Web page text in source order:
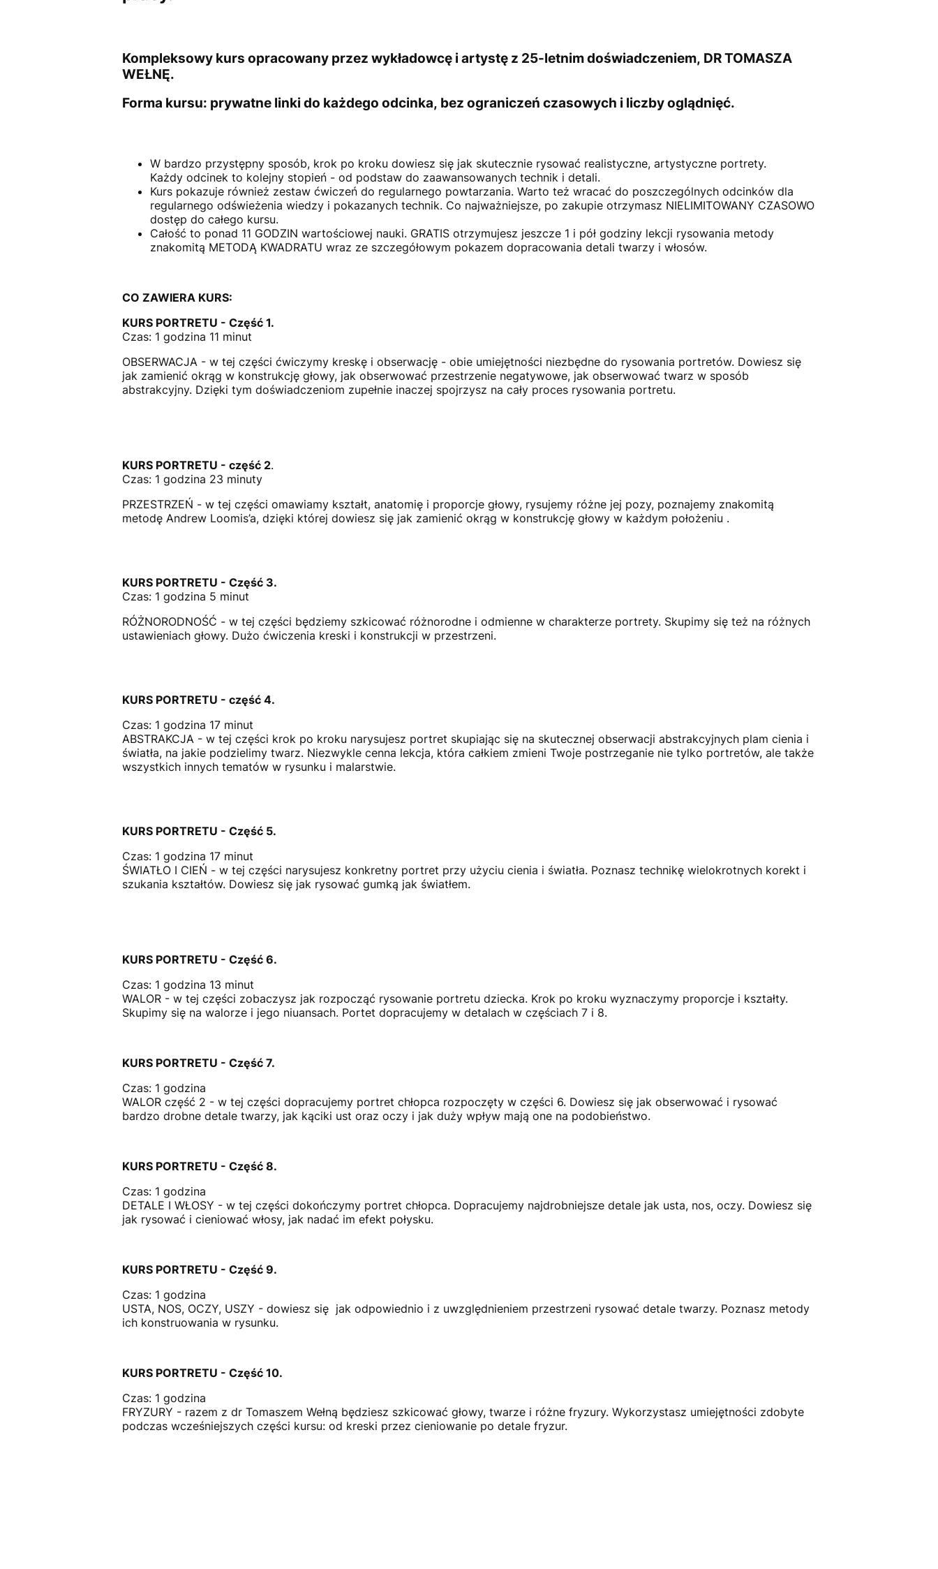
Kompleksowy kurs opracowany przez wykładowcę i artystę z 25-letnim doświadczeniem, DR TOMASZA
WEŁNĘ.
Forma kursu: prywatne linki do każdego odcinka, bez ograniczeń czasowych i liczby oglądnięć.
W bardzo przystępny sposób, krok po kroku dowiesz się jak skutecznie rysować realistyczne, artystyczne portrety.
Każdy odcinek to kolejny stopień - od podstaw do zaawansowanych technik i detali.
Kurs pokazuje również zestaw ćwiczeń do regularnego powtarzania. Warto też wracać do poszczególnych odcinków dla
regularnego odświeżenia wiedzy i pokazanych technik. Co najważniejsze, po zakupie otrzymasz NIELIMITOWANY CZASOWO
dostęp do całego kursu.
Całość to ponad 11 GODZIN wartościowej nauki. GRATIS otrzymujesz jeszcze 1 i pół godziny lekcji rysowania metody
znakomitą METODĄ KWADRATU wraz ze szczegółowym pokazem dopracowania detali twarzy i włosów.
CO ZAWIERA KURS:
KURS PORTRETU - Część 1.
Czas: 1 godzina 11 minut
OBSERWACJA - w tej części ćwiczymy kreskę i obserwację - obie umiejętności niezbędne do rysowania portretów. Dowiesz się
jak zamienić okrąg w konstrukcję głowy, jak obserwować przestrzenie negatywowe, jak obserwować twarz w sposób
abstrakcyjny. Dzięki tym doświadczeniom zupełnie inaczej spojrzysz na cały proces rysowania portretu.
KURS PORTRETU - część 2.
Czas: 1 godzina 23 minuty
PRZESTRZEŃ - w tej części omawiamy kształt, anatomię i proporcje głowy, rysujemy różne jej pozy, poznajemy znakomitą
metodę Andrew Loomis’a, dzięki której dowiesz się jak zamienić okrąg w konstrukcję głowy w każdym położeniu .
KURS PORTRETU - Część 3.
Czas: 1 godzina 5 minut
RÓŻNORODNOŚĆ - w tej części będziemy szkicować różnorodne i odmienne w charakterze portrety. Skupimy się też na różnych
ustawieniach głowy. Dużo ćwiczenia kreski i konstrukcji w przestrzeni.
KURS PORTRETU - część 4.
Czas: 1 godzina 17 minut
ABSTRAKCJA - w tej części krok po kroku narysujesz portret skupiając się na skutecznej obserwacji abstrakcyjnych plam cienia i
światła, na jakie podzielimy twarz. Niezwykle cenna lekcja, która całkiem zmieni Twoje postrzeganie nie tylko portretów, ale także
wszystkich innych tematów w rysunku i malarstwie.
KURS PORTRETU - Część 5.
Czas: 1 godzina 17 minut
ŚWIATŁO I CIEŃ - w tej części narysujesz konkretny portret przy użyciu cienia i światła. Poznasz technikę wielokrotnych korekt i
szukania kształtów. Dowiesz się jak rysować gumką jak światłem.
KURS PORTRETU - Część 6.
Czas: 1 godzina 13 minut
WALOR - w tej części zobaczysz jak rozpocząć rysowanie portretu dziecka. Krok po kroku wyznaczymy proporcje i kształty.
Skupimy się na walorze i jego niuansach. Portet dopracujemy w detalach w częściach 7 i 8.
KURS PORTRETU - Część 7.
Czas: 1 godzina
WALOR część 2 - w tej części dopracujemy portret chłopca rozpoczęty w części 6. Dowiesz się jak obserwować i rysować
bardzo drobne detale twarzy, jak kąciki ust oraz oczy i jak duży wpływ mają one na podobieństwo.
KURS PORTRETU - Część 8.
Czas: 1 godzina
DETALE I WŁOSY - w tej części dokończymy portret chłopca. Dopracujemy najdrobniejsze detale jak usta, nos, oczy. Dowiesz się
jak rysować i cieniować włosy, jak nadać im efekt połysku.
KURS PORTRETU - Część 9.
Czas: 1 godzina
USTA, NOS, OCZY, USZY - dowiesz się jak odpowiednio i z uwzględnieniem przestrzeni rysować detale twarzy. Poznasz metody
ich konstruowania w rysunku.
KURS PORTRETU - Część 10.
Czas: 1 godzina
FRYZURY - razem z dr Tomaszem Wełną będziesz szkicować głowy, twarze i różne fryzury. Wykorzystasz umiejętności zdobyte
podczas wcześniejszych części kursu: od kreski przez cieniowanie po detale fryzur.